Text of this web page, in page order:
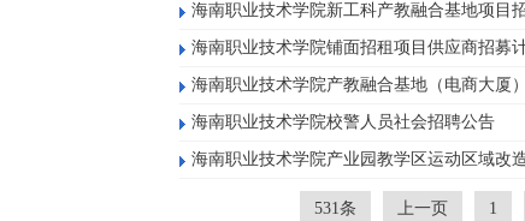
海南职业技术学院新工科产教融合基地项目
海南职业技术学院铺面招租项目供应商招募
海南职业技术学院产教融合基地（电商大厦
海南职业技术学院校警人员社会招聘公告
海南职业技术学院产业园教学区运动区域改
531条 上一页 1